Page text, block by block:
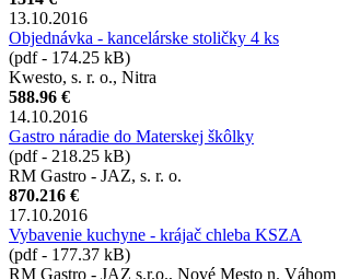
13.10.2016
Objednávka - kancelárske stoličky 4 ks
(pdf - 174.25 kB)
Kwesto, s. r. o., Nitra
588.96 €
14.10.2016
Gastro náradie do Materskej škôlky
(pdf - 218.25 kB)
RM Gastro - JAZ, s. r. o.
870.216 €
17.10.2016
Vybavenie kuchyne - krájač chleba KSZA
(pdf - 177.37 kB)
RM Gastro - JAZ s.r.o., Nové Mesto n. Váhom